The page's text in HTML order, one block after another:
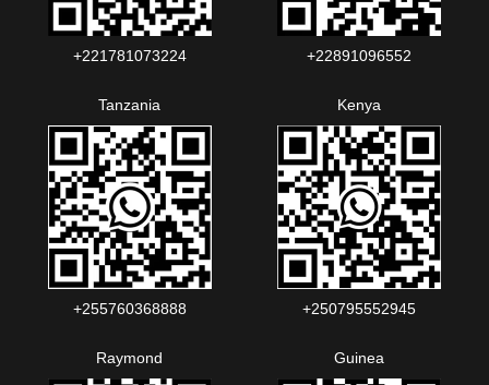
+221781073224‬‬ +22891096552‬‬‬‬
Tanzania
+255760368888
Kenya
+250795552945
Raymond Guinea